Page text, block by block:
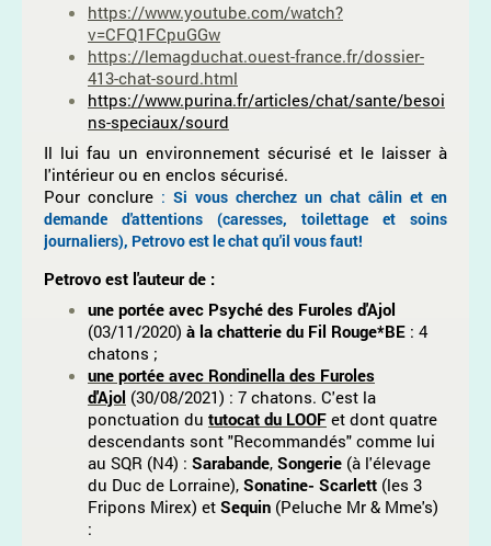
https://www.youtube.com/watch?
v=CFQ1FCpuGGw
https://lemagduchat.ouest-france.fr/dossier-
413-chat-sourd.html
https://www.purina.fr/articles/chat/sante/besoi
ns-speciaux/sourd
Il lui fau un environnement sécurisé et le laisser à
l'intérieur ou en enclos sécurisé.
Pour conclure : Si vous cherchez un chat câlin et en
demande d'attentions (caresses, toilettage et soins
journaliers), Petrovo est le chat qu'il vous faut!
Petrovo est l'auteur de :
une portée avec Psyché des Furoles d'Ajol
(03/11/2020) à la chatterie du Fil Rouge*BE : 4
chatons ;
une portée avec Rondinella des Furoles
d'Ajol (30/08/2021) : 7 chatons. C'est la
ponctuation du tutocat du LOOF et dont quatre
descendants sont "Recommandés" comme lui
au SQR (N4) : Sarabande, Songerie (à l'élevage
du Duc de Lorraine), Sonatine- Scarlett (les 3
Fripons Mirex) et Sequin (Peluche Mr & Mme's)
: